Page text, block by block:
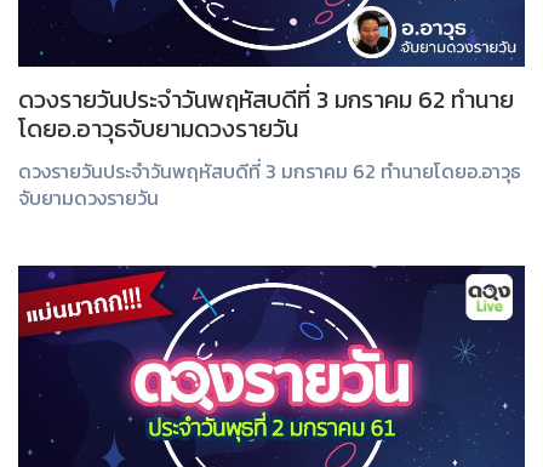
ดวงรายวันประจำวันพฤหัสบดีที่ 3 มกราคม 62 ทำนาย
โดยอ.อาวุธจับยามดวงรายวัน
ดวงรายวันประจำวันพฤหัสบดีที่ 3 มกราคม 62 ทำนายโดยอ.อาวุธ
จับยามดวงรายวัน